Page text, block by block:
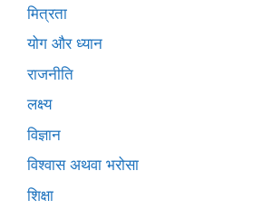
मित्रता
योग और ध्यान
राजनीति
लक्ष्य
विज्ञान
विश्वास अथवा भरोसा
शिक्षा